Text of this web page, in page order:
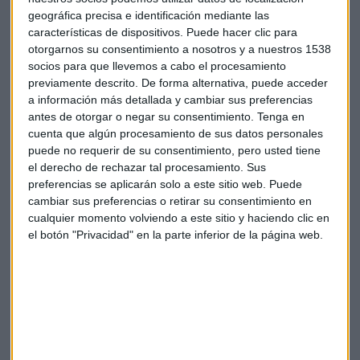
geográfica precisa e identificación mediante las
características de dispositivos. Puede hacer clic para
otorgarnos su consentimiento a nosotros y a nuestros 1538
socios para que llevemos a cabo el procesamiento
previamente descrito. De forma alternativa, puede acceder
a información más detallada y cambiar sus preferencias
antes de otorgar o negar su consentimiento. Tenga en
cuenta que algún procesamiento de sus datos personales
puede no requerir de su consentimiento, pero usted tiene
el derecho de rechazar tal procesamiento. Sus
preferencias se aplicarán solo a este sitio web. Puede
cambiar sus preferencias o retirar su consentimiento en
cualquier momento volviendo a este sitio y haciendo clic en
el botón "Privacidad" en la parte inferior de la página web.
Los principales accionistas deEletropaulo son entre otros
el Estado brasileño, con una participación del 18%.
Iberdrola Neoenergia Eletropaulo
Suscríbete a nuestros boletines
Te enviaremos las noticias más importantes del día